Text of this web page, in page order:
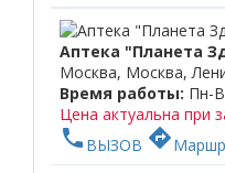
Аптека "Планета
Москва, Москва,
Время работы: Пн-
Цена актуальна при
phone ВЫЗОВ directions